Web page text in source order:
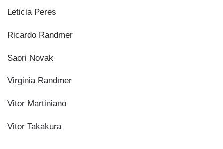
Leticia Peres
Ricardo Randmer
Saori Novak
Virginia Randmer
Vitor Martiniano
Vitor Takakura